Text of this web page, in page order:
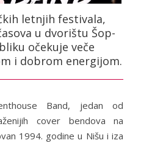
letnjih festivala,
u dvorištu Šop-
očekuje veče
i dobrom energijom.
Band, jedan od
cover bendova na
1994. godine u Nišu i iza